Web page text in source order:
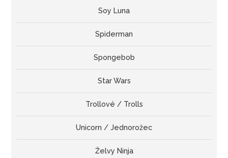
Soy Luna
Spiderman
Spongebob
Star Wars
Trollové / Trolls
Unicorn / Jednorožec
Želvy Ninja